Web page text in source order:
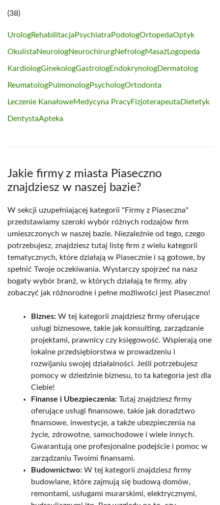
(38)
UrologRehabilitacja Psychiatra PodologOrtopedaOptyk
OkulistaNeurologNeurochirurgNefrologMasażLogopeda
KardiologGinekologGastrologEndokrynologDermatolog
ReumatologPulmonologPsychologOrtodonta
Leczenie KanałoweMedycyna PracyFizjoterapeuta Dietetyk
DentystaApteka
Jakie firmy z miasta Piaseczno
znajdziesz w naszej bazie?
W sekcji uzupełniającej kategorii "Firmy z Piaseczna"
przedstawiamy szeroki wybór różnych rodzajów firm
umieszczonych w naszej bazie. Niezależnie od tego, czego
potrzebujesz, znajdziesz tutaj listę firm z wielu kategorii
tematycznych, które działają w Piasecznie i są gotowe, by
spełnić Twoje oczekiwania. Wystarczy spojrzeć na nasz
bogaty wybór branż, w których działają te firmy, aby
zobaczyć jak różnorodne i pełne możliwości jest Piaseczno!
Biznes: W tej kategorii znajdziesz firmy oferujące
usługi biznesowe, takie jak konsulting, zarządzanie
projektami, prawnicy czy księgowość. Wspierają one
lokalne przedsiębiorstwa w prowadzeniu i
rozwijaniu swojej działalności. Jeśli potrzebujesz
pomocy w dziedzinie biznesu, to ta kategoria jest dla
Ciebie!
Finanse i Ubezpieczenia: Tutaj znajdziesz firmy
oferujące usługi finansowe, takie jak doradztwo
finansowe, inwestycje, a także ubezpieczenia na
życie, zdrowotne, samochodowe i wiele innych.
Gwarantują one profesjonalne podejście i pomoc w
zarządzaniu Twoimi finansami.
Budownictwo: W tej kategorii znajdziesz firmy
budowlane, które zajmują się budową domów,
remontami, usługami murarskimi, elektrycznymi,